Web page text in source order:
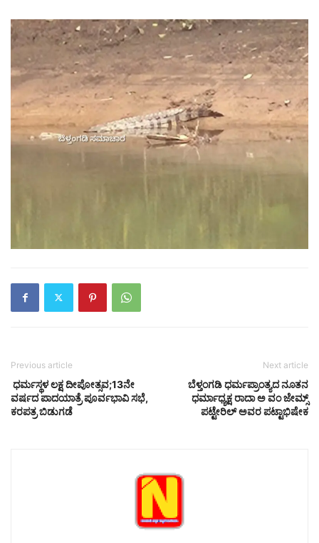
Previous article
ಧರ್ಮಸ್ಥಳ ಲಕ್ಷ ದೀಪೋತ್ಸವ;13ನೇ
ವರ್ಷದ ಪಾದಯಾತ್ರೆ ಪೂರ್ವಭಾವಿ ಸಭೆ,
ಕರಪತ್ರ ಬಿಡುಗಡೆ
Next article
ಬೆಳ್ತಂಗಡಿ ಧರ್ಮಪ್ರಾಂತ್ಯದ ನೂತನ
ಧರ್ಮಾಧ್ಯಕ್ಷ ರಾದಾ ಅ ವಂ ಜೇಮ್ಸ್
ಪಟ್ಟೇರಿಲ್ ಅವರ ಪಟ್ಟಾಭಿಷೇಕ